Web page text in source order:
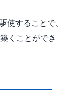
使することで、
くことができ